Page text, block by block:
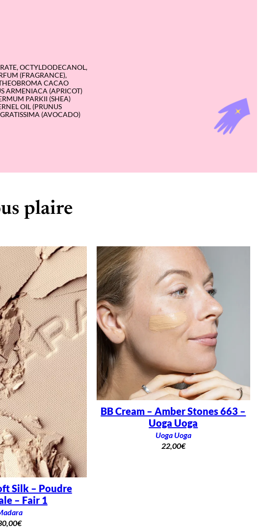
OCTYLDODECANOL,
(FRAGRANCE),
CACAO
ARMENIACA (APRICOT)
PARKII (SHEA)
OIL (PRUNUS
(AVOCADO)
plaire
Silk – Poudre
– Fair 1
€
BB Cream – Amber Stones 663 –
Uoga Uoga
Uoga Uoga
22,00€